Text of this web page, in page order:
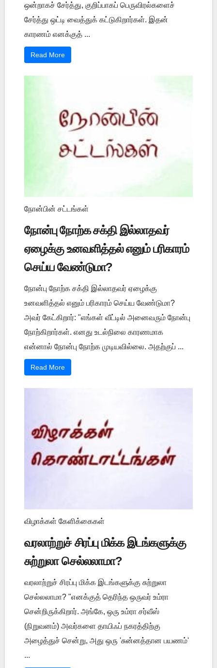
ஒன்றாகச் சேர்த்து, குறிப்பாகப் பெருவிரல்களைச்
சேர்த்து ஒட்டி வைத்துக் கட்டுகிறார்கள். இதன்
காரணம் எனக்குத் ...
Read More
நோன்பின் சட்டங்கள்
நோன்பு நோற்க சக்தி இல்லாதவர்
ஏழைக்கு உனவளித்தல் எனும் பரிகாரம்
செய்ய வேண்டுமா?
நோன்பு நோற்க சக்தி இல்லாதவர் ஏழைக்கு
உனவளித்தல் எனும் பரிகாரம் செய்ய வேண்டுமா?
அவர் கேட்கிறார்: "எங்கள் வீட்டில் அனைவரும் நோன்பு
நோற்கிறார்கள். எனது உடல்நிலை காரணமாக
என்னால் நோன்பு நோற்க முடியவில்லை. அதற்குப் ...
Read More
விழாக்கள் கேளிக்கைகள்
வரலாற்றுச் சிரப்பு மிக்க இடங்களுக்கு
சுற்றுலா செல்லலாமா?
வரலாற்றுச் சிரப்பு மிக்க இடங்களுக்கு சுற்றுலா
செல்லலாமா? "எனக்குத் தெரிந்த ஒருவர் உம்ரா
சென்றிருக்கிறார். அங்கே, ஒரு உம்ரா சர்வீஸ்
(நிறுவனம்) அவர்களை தாயிஃப் நகரத்திற்கு
அழைத்துச் சென்று, அது ஒரு 'சுன்னத்தான பயணம்'
...